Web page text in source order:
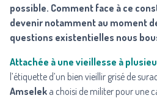
possible. Comment face à ce
devenir notamment au moment
questions existentielles nous
Attachée à une vieillesse à
l’étiquette d’un bien vieillir grisé de
Amselek a choisi de militer pour une